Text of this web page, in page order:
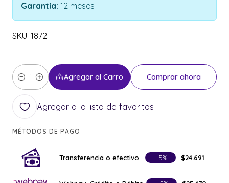
Garantía: 12 meses
SKU: 1872
Cantidad
Agregar al Carro Comprar ahora
Agregar a la lista de favoritos
MÉTODOS DE PAGO
Transferencia o efectivo - 5% $24.691